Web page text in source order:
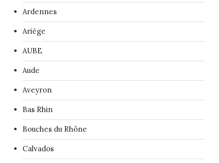
Ardennes
Ariège
AUBE
Aude
Aveyron
Bas Rhin
Bouches du Rhône
Calvados